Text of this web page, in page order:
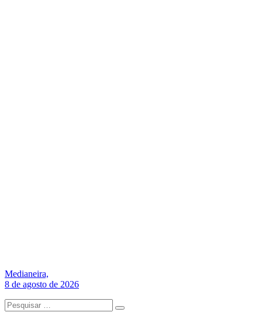
Medianeira,
8 de agosto de 2026